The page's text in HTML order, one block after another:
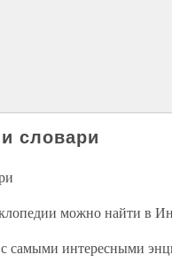
словари
можно найти в
с самыми интересными